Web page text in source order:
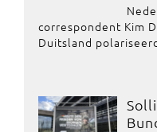
correspondent Kim
Duitsland